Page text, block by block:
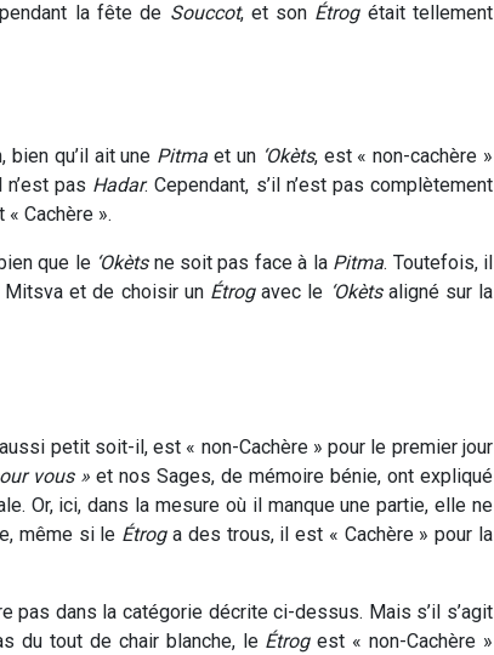
la fête de Souccot, et son Étrogétait tellement
qu’il ait une Pitma et un‘Okèts, est « non-cachère »
pas Hadar. Cependant, s’il n’est pas complètement
Cachère ».
que le ‘Okètsne soit pas face à la Pitma. Toutefois, il
Mitsva et de choisir un Étrogavec le ‘Okètsaligné sur la
petit soit-il, est « non-Cachère » pour le premier jour
vous » et nos Sages, de mémoire bénie, ont expliqué
Or, ici, dans la mesure où il manque une partie, elle ne
même si le Étroga des trous, il est « Cachère » pour la
pas dans la catégorie décrite ci-dessus. Mais s’il s’agit
du tout de chair blanche, le Étrogest « non-Cachère »